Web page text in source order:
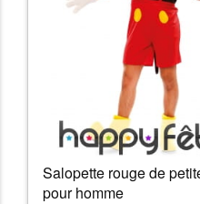
Salopette rouge de
pour homme